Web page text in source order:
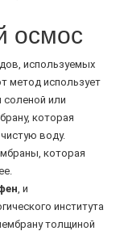
осмос
используемых
метод использует
или
которая
воду.
которая
, и
института
толщиной